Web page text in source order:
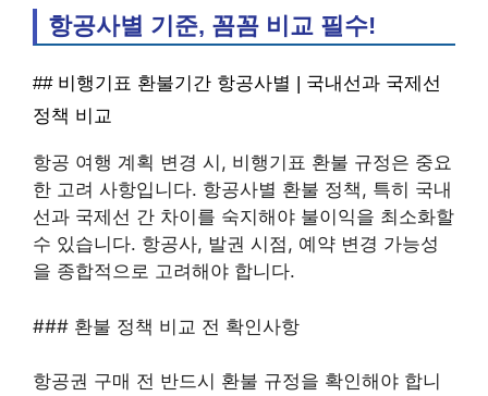
항공사별 기준, 꼼꼼 비교 필수!
## 비행기표 환불기간 항공사별 | 국내선과 국제선
정책 비교
항공 여행 계획 변경 시, 비행기표 환불 규정은 중요
한 고려 사항입니다. 항공사별 환불 정책, 특히 국내
선과 국제선 간 차이를 숙지해야 불이익을 최소화할
수 있습니다. 항공사, 발권 시점, 예약 변경 가능성
을 종합적으로 고려해야 합니다.
### 환불 정책 비교 전 확인사항
항공권 구매 전 반드시 환불 규정을 확인해야 합니